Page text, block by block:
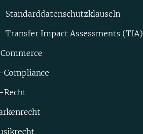
Standard­datenschutz­klauseln
Transfer Impact Assessments (TIA)
Compliance
Recht